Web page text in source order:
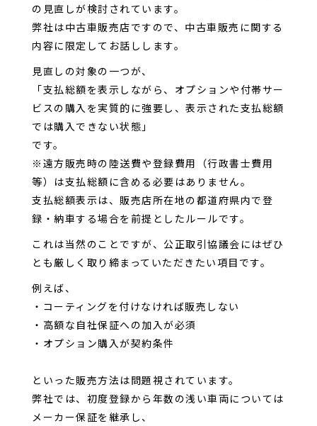
の見直しが検討されています。
弊社は中古車販売店ですので、中古車販売に関する
内容に限定してお話しします。
見直しの対象の一つが、
「支払総額を表示しながら、オプションや付帯サー
ビスの購入を実質的に強要し、表示された支払総額
では購入できない状態」
です。
※遠方販売時の陸送費や登録費用（行政書士費用
等）は支払総額に含める必要はありません。
支払総額表示は、販売店所在地の都道府県内で登
録・納車する場合を前提としたルールです。
これは当然のことですが、公正取引協議会にはぜひ
とも厳しく取り締まっていただきたい項目です。
例えば、
・コーティングを付けなければ販売しない
・高額な自社保証への加入が必須
・オプション購入が契約条件
といった販売方法は問題視されています。
弊社では、初度登録から年数の浅い車両については
メーカー保証を継承し、